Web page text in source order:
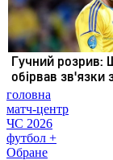
головна
матч-центр
ЧС 2026
футбол +
Обране